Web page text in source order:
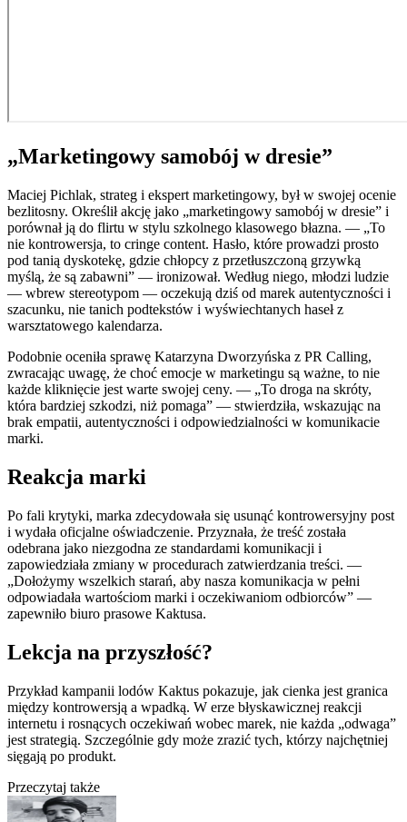
„Marketingowy samobój w dresie”
Maciej Pichlak, strateg i ekspert marketingowy, był w swojej ocenie
bezlitosny. Określił akcję jako „marketingowy samobój w dresie” i
porównał ją do flirtu w stylu szkolnego klasowego błazna. — „To
nie kontrowersja, to cringe content. Hasło, które prowadzi prosto
pod tanią dyskotekę, gdzie chłopcy z przetłuszczoną grzywką
myślą, że są zabawni” — ironizował. Według niego, młodzi ludzie
— wbrew stereotypom — oczekują dziś od marek autentyczności i
szacunku, nie tanich podtekstów i wyświechtanych haseł z
warsztatowego kalendarza.
Podobnie oceniła sprawę Katarzyna Dworzyńska z PR Calling,
zwracając uwagę, że choć emocje w marketingu są ważne, to nie
każde kliknięcie jest warte swojej ceny. — „To droga na skróty,
która bardziej szkodzi, niż pomaga” — stwierdziła, wskazując na
brak empatii, autentyczności i odpowiedzialności w komunikacie
marki.
Reakcja marki
Po fali krytyki, marka zdecydowała się usunąć kontrowersyjny post
i wydała oficjalne oświadczenie. Przyznała, że treść została
odebrana jako niezgodna ze standardami komunikacji i
zapowiedziała zmiany w procedurach zatwierdzania treści. —
„Dołożymy wszelkich starań, aby nasza komunikacja w pełni
odpowiadała wartościom marki i oczekiwaniom odbiorców” —
zapewniło biuro prasowe Kaktusa.
Lekcja na przyszłość?
Przykład kampanii lodów Kaktus pokazuje, jak cienka jest granica
między kontrowersją a wpadką. W erze błyskawicznej reakcji
internetu i rosnących oczekiwań wobec marek, nie każda „odwaga”
jest strategią. Szczególnie gdy może zrazić tych, którzy najchętniej
sięgają po produkt.
Przeczytaj także